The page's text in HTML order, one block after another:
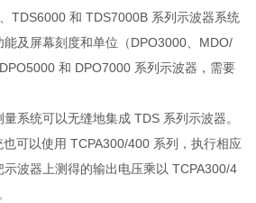
TDS6000 和 TDS7000B 系列示波器系统
及屏幕刻度和单位（DPO3000、MDO/
和 DPO7000 系列示波器，需要
系统可以无缝地集成 TDS 系列示波器。
可以使用 TCPA300/400 系列，执行相应
波器上测得的输出电压乘以 TCPA300/4